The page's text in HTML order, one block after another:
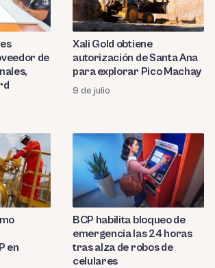
de
Xali Gold obtiene
autorización de Santa Ana
para explorar Pico Machay
9 de julio
en
BCP habilita bloqueo de
emergencia las 24 horas
tras alza de robos de
celulares